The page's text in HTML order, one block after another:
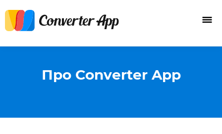
Про Converter App